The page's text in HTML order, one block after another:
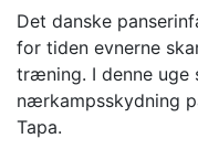
Det danske
for tiden evnerne
træning. I denne uge
nærkampsskydning
Tapa.